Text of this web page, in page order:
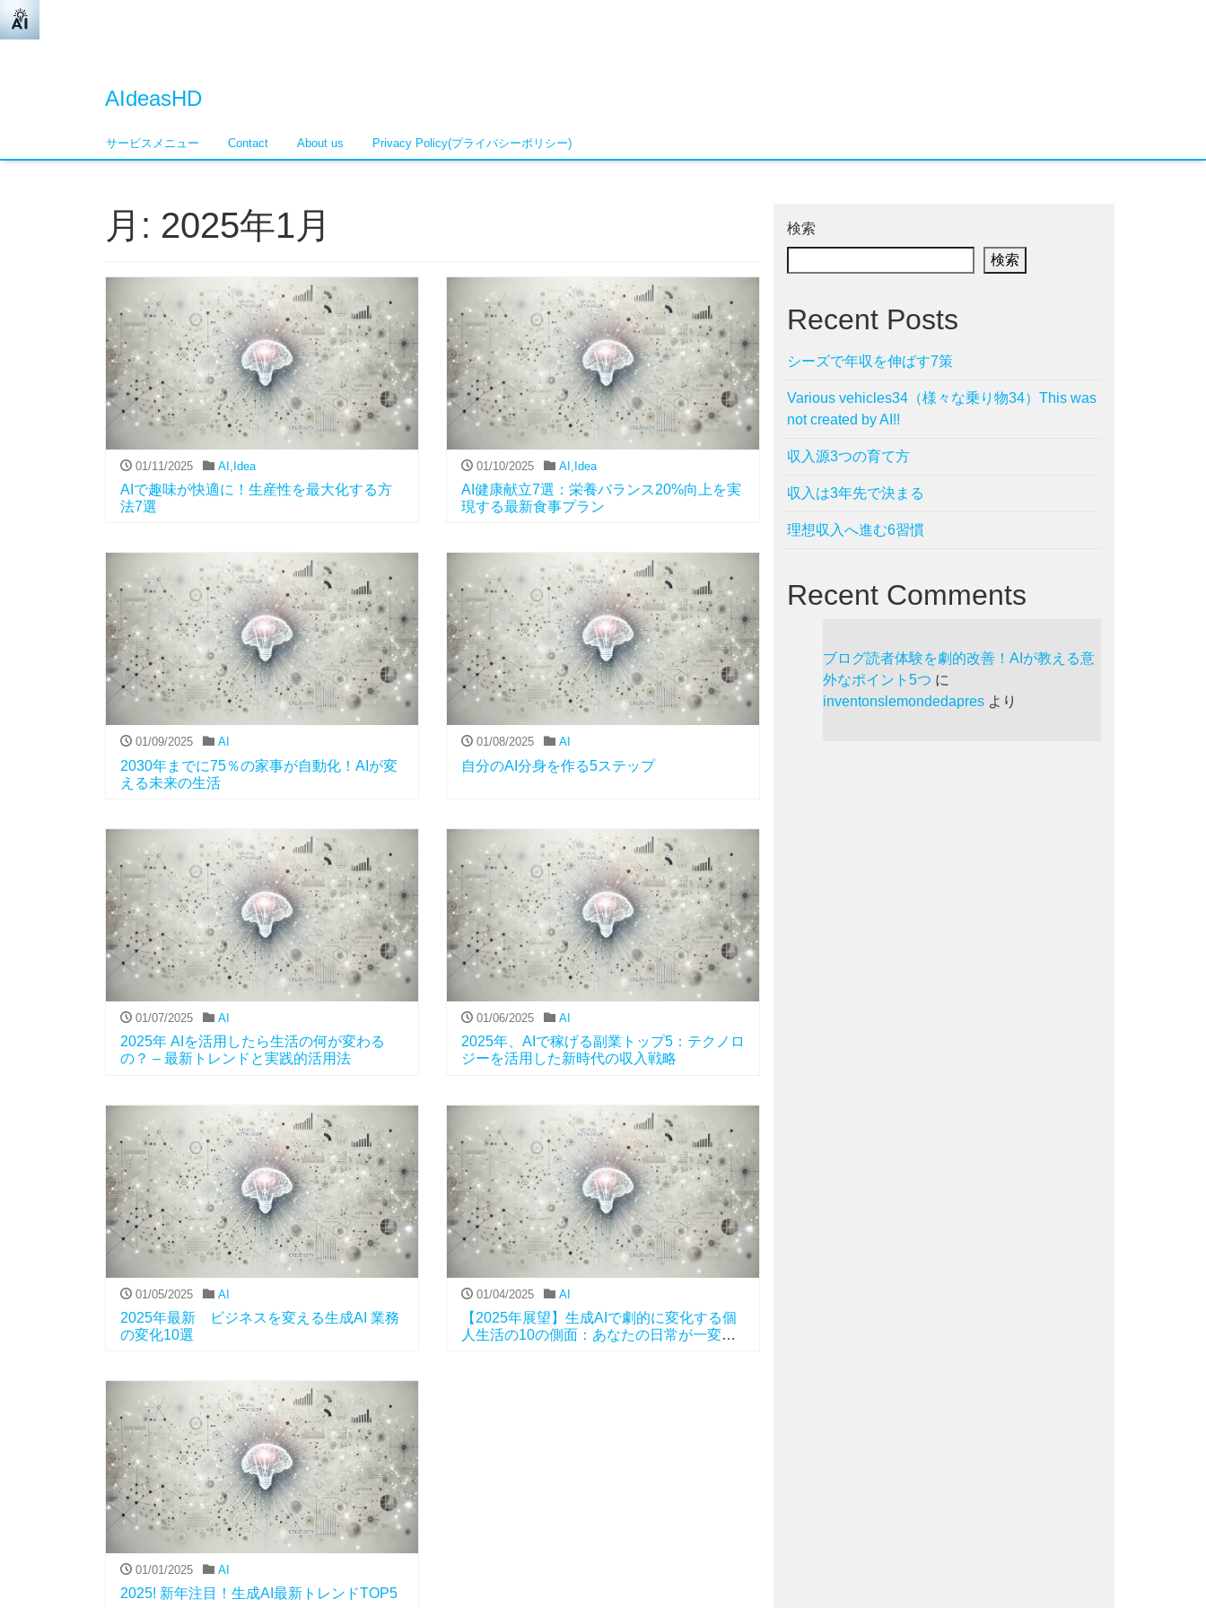
AIdeasHD
サービスメニュー Contact About us Privacy Policy(プライバシーポリシー)
月: 2025年1月
01/11/2025 AI Idea
AIで趣味が快適に！生産性を最大化する方
法7選
01/10/2025 AI Idea
AI健康献立7選：栄養バランス20%向上を実
現する最新食事プラン
01/09/2025 AI
2030年までに75％の家事が自動化！AIが変
える未来の生活
01/08/2025 AI
自分のAI分身を作る5ステップ
01/07/2025 AI
2025年 AIを活用したら生活の何が変わる
の？ – 最新トレンドと実践的活用法
01/06/2025 AI
2025年、AIで稼げる副業トップ5：テクノロ
ジーを活用した新時代の収入戦略
01/05/2025 AI
2025年最新 ビジネスを変える生成AI 業務
の変化10選
01/04/2025 AI
【2025年展望】生成AIで劇的に変化する個
人生活の10の側面：あなたの日常が一変す
01/01/2025 AI
2025! 新年注目！生成AI最新トレンドTOP5
検索
検索
Recent Posts
シーズで年収を伸ばす7策
Various vehicles34（様々な乗り物34）This was
not created by AI!!
収入源3つの育て方
収入は3年先で決まる
理想収入へ進む6習慣
Recent Comments
ブログ読者体験を劇的改善！AIが教える意
外なポイント5つ に
inventonslemondedapres より